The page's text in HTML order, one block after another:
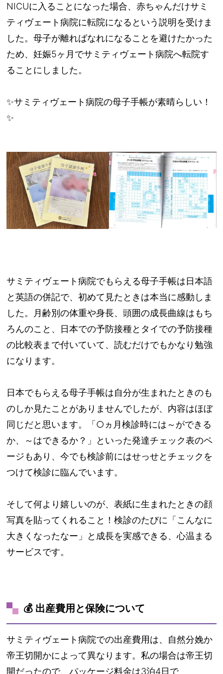
NICUに入ることになった場合、赤ちゃんだけサミ
ティヴェート病院に転院になるという説明を受けま
した。母子が離ればなれになることを避けたかった
ため、妊娠5ヶ月でサミティヴェート病院へ転院す
ることにしました。
✨サミティヴェート病院の母子手帳が素晴らしい！
✨
サミティヴェート病院でもらえる母子手帳は日本語
と英語の併記で、初めて見たときは本当に感動しま
した。月齢別の体重や身長、頭囲の成長曲線はもち
ろんのこと、日本での予防接種とタイでの予防接種
の比較表まで付いていて、読むだけでもかなり勉強
になります。
日本でもらえる母子手帳は自分が生まれたときのも
のしか見たことがありませんでしたが、内容はほぼ
同じだと思います。「○ヵ月検診時には～ができる
か、～はできるか？」といった発達チェック表のペ
ージもあり、今でも検診前にはせっせとチェックを
つけて検診に臨んでいます。
そして何より嬉しいのが、表紙に生まれたときの顔
写真を貼ってくれること！検診のたびに「こんなに
大きくなったなー」と成長を実感できる、心温まる
サービスです。
💰 出産費用と保険について
サミティヴェート病院での出産費用は、自然分娩か
帝王切開かによって異なります。私の場合は帝王切
開だったので、パッケージ料金は3泊4日で